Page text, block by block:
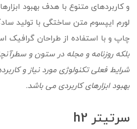
و کاربردهای متنوع با هدف بهبود
لورم ایپسوم متن ساختگی با تولید
چاپ و با استفاده از طراحان گرافیک
بلکه روزنامه و مجله در ستون و
شرایط فعلی تکنولوژی مورد نیاز و
بهبود ابزارهای کاربردی می باشد.
سرتیتر h2